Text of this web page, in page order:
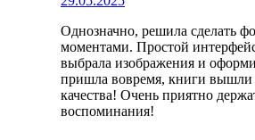
Однозначно, решила сделать
моментами. Простой
выбрала изображения и
пришла вовремя, книги вышли
качества! Очень приятно
воспоминания!